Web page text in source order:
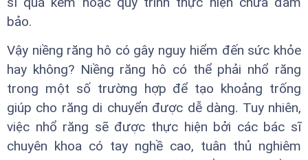
bảo.
Vậy niềng răng hô có gây nguy hiểm đến sức khỏe
hay không? Niềng răng hô có thể phải nhổ răng
trong một số trường hợp để tạo khoảng trống
giúp cho răng di chuyển được dễ dàng. Tuy nhiên,
việc nhổ răng sẽ được thực hiện bởi các bác sĩ
chuyên khoa có tay nghề cao, tuân thủ nghiêm